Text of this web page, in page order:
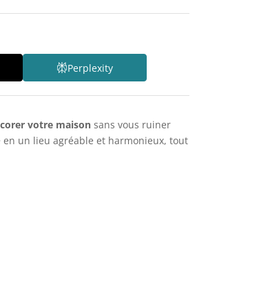
Perplexity
votre maisonsans vous ruiner
en un lieu agréable et harmonieux, tout